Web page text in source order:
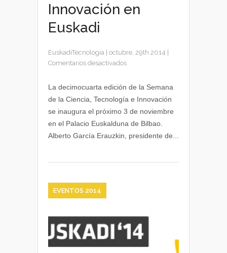
Innovación en
Euskadi
EuskadiTecnologia octubre, 29th 2014
Comentarios desactivadosen
la
la
Ciencia,
Tecnología
La decimocuarta edición de la Semana
de la Ciencia, Tecnología e Innovación
se inaugura el próximo 3 de noviembre
en el Palacio Euskalduna de Bilbao.
Alberto García Erauzkin, presidente de...
EVENTOS 2014